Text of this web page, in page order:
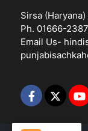
Sirsa
Ph. 01666-
Email Us-